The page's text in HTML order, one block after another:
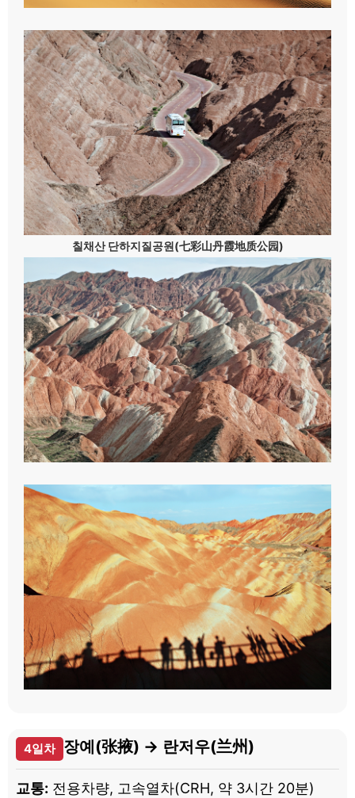
칠채산 단하지질공원(七彩山丹霞地质公园)
4일차 장예(张掖) → 란저우(兰州)
교통: 전용차량, 고속열차(CRH, 약 3시간 20분)